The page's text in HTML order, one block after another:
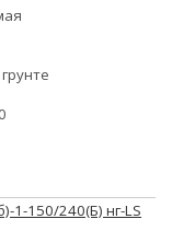
1-150/240(Б) нг-LS